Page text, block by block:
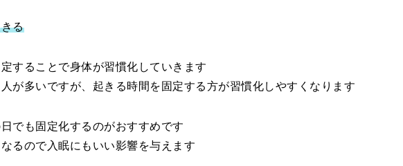
る
することで身体が習慣化していきます
が多いですが、起きる時間を固定する方が習慣化しやすくなります
でも固定化するのがおすすめです
るので入眠にもいい影響を与えます